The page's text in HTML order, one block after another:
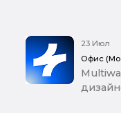
23 Июл
Офис